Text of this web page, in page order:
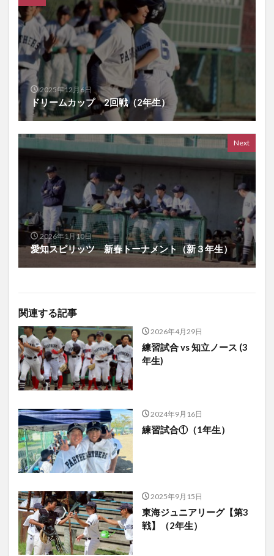
2025年12月6日
ドリームカップ 2回戦（2年生）
Next
2026年1月10日
愛知スピリッツ 新春トーナメント（新３年生）
関連する記事
2026年4月29日
練習試合 vs 知立ノース (3
年生)
2024年9月16日
練習試合①（1年生）
2025年9月15日
東海ジュニアリーグ【第3
戦】（2年生）